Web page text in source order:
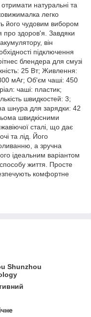
натуральні та
легко
його чудовим вибором
про здоров'я. Завдяки
він
підключення
блендера для смузі
25 Вт; Живлення:
мАг; Об'єм чаші: 450
чаші: пластик;
швидкостей: 3;
шнура для зарядки: 42
швидкісними
сталі, що дає
та лід. Його
а зручна
ідеальним варіантом
життя. Просте
комфортне
Shunzhou